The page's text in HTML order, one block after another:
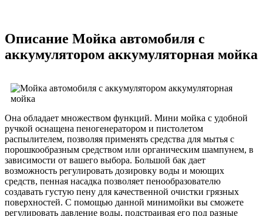
Описание Мойка автомобиля с
аккумулятором аккумуляторная мойка
Она обладает множеством функций. Мини мойка с удобной
ручкой оснащена пеногенератором и пистолетом
распылителем, позволяя применять средства для мытья с
порошкообразным средством или органическим шампунем, в
зависимости от вашего выбора. Большой бак дает
возможность регулировать дозировку воды и моющих
средств, пенная насадка позволяет пенообразователю
создавать густую пену для качественной очистки грязных
поверхностей. С помощью данной минимойки вы сможете
регулировать давление воды, подстраивая его под разные